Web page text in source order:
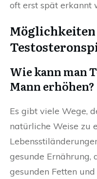
oft erst spät erkannt
Möglichkeiten
Wie kann man
Mann erhöhen?
Es gibt viele Wege,
natürliche Weise zu
gesunde Ernährung,
gesunden Fetten